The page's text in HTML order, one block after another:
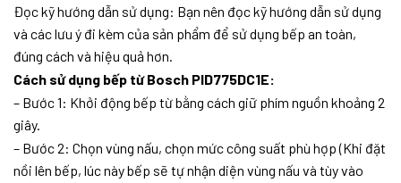
Đọc kỹ hướng dẫn sử dụng: Bạn nên đọc kỹ hướng dẫn sử dụng
và các lưu ý đi kèm của sản phẩm để sử dụng bếp an toàn,
đúng cách và hiệu quả hơn.
Cách sử dụng bếp từ Bosch PID775DC1E:
– Bước 1: Khởi động bếp từ bằng cách giữ phím nguồn khoảng 2
giây.
– Bước 2: Chọn vùng nấu, chọn mức công suất phù hợp (Khi đặt
nồi lên bếp, lúc này bếp sẽ tự nhận diện vùng nấu và tùy vào